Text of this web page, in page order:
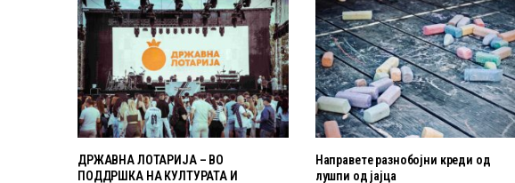
ДРЖАВНА ЛОТАРИЈА – ВО
ПОДДРШКА НА КУЛТУРАТА И
Направете разнобојни креди од
лушпи од јајца